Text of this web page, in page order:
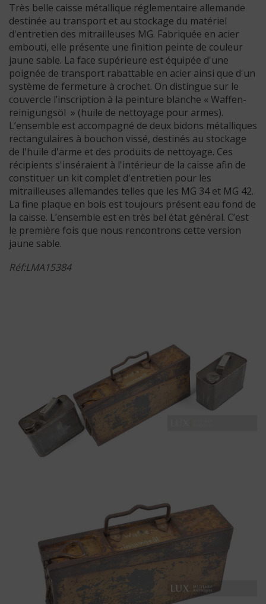
Très belle caisse métallique réglementaire allemande
destinée au transport et au stockage du matériel
d'entretien des mitrailleuses MG. Fabriquée en acier
embouti, elle présente une finition peinte de couleur
jaune sable. La face supérieure est équipée d'une
poignée de transport rabattable en acier ainsi que d'un
système de fermeture à crochet. On distingue sur le
couvercle l’inscription à la peinture blanche « Waffen-
reinigungsöl » (huile de nettoyage pour armes).
L’ensemble est accompagné de deux bidons métalliques
rectangulaires à bouchon vissé, destinés au stockage
de l'huile d'arme et des produits de nettoyage. Ces
récipients s'inséraient à l'intérieur de la caisse afin de
constituer un kit complet d'entretien pour les
mitrailleuses allemandes telles que les MG 34 et MG 42.
La fine plaque en bois est toujours présent eau fond de
la caisse. L’ensemble est en très bel état général. C’est
le première fois que nous rencontrons cette version
jaune sable.
Réf:LMA15384